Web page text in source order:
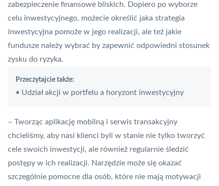
zabezpieczenie finansowe bliskich. Dopiero po wyborze
celu inwestycyjnego, możecie określić jaka strategia
inwestycyjna pomoże w jego realizacji, ale też jakie
fundusze należy wybrać by zapewnić odpowiedni stosunek
zysku do ryzyka.
Przeczytajcie także:
• Udział akcji w portfelu a horyzont inwestycyjny
– Tworząc aplikację mobilną i serwis transakcyjny
chcieliśmy, aby nasi klienci byli w stanie nie tylko tworzyć
cele swoich inwestycji, ale również regularnie śledzić
postępy w ich realizacji. Narzędzie może się okazać
szczególnie pomocne dla osób, które nie mają motywacji